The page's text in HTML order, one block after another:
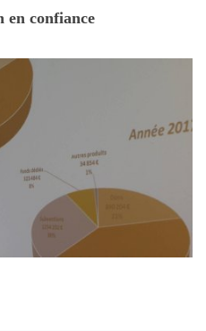
en confiance